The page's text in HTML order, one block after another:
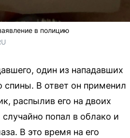
в полицию
один из нападавших
спины. В ответ он применил
распылив его на двоих
попал в облако и
В это время на его